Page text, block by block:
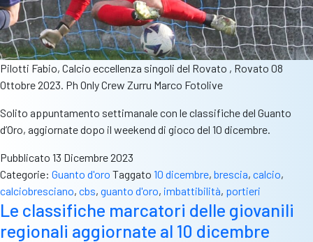
Pilotti Fabio, Calcio eccellenza singoli del Rovato , Rovato 08
Ottobre 2023. Ph Only Crew Zurru Marco Fotolive
Solito appuntamento settimanale con le classifiche del Guanto
d’Oro, aggiornate dopo il weekend di gioco del 10 dicembre.
Pubblicato 13 Dicembre 2023
Categorie: Guanto d'oro Taggato 10 dicembre, brescia, calcio,
calciobresciano, cbs, guanto d'oro, imbattibilità, portieri
Le classifiche marcatori delle giovanili
regionali aggiornate al 10 dicembre